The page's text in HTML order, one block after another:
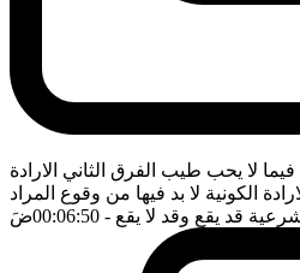
فيما لا يحب طيب الفرق الثاني الارادة
الكونية لا بد فيها من وقوع المراد
قد يقع وقد لا يقع - 00:06:50 ضَ